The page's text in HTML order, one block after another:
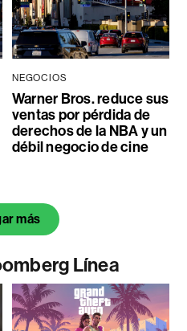
NEGOCIOS
Warner Bros. reduce sus
ventas por pérdida de
derechos de la NBA y un
débil negocio de cine
más
Línea